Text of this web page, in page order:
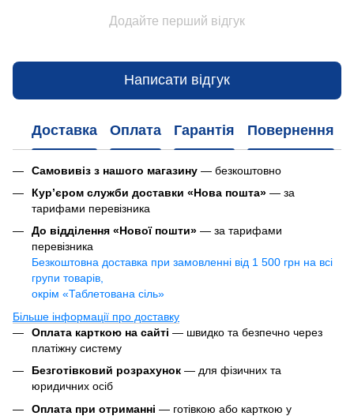
Додайте перший відгук
Написати відгук
Доставка Оплата Гарантія Повернення
Самовивіз з нашого магазину — безкоштовно
Кур’єром служби доставки «Нова пошта» — за
тарифами перевізника
До відділення «Нової пошти» — за тарифами
перевізника
Безкоштовна доставка при замовленні від 1 500 грн на всі
групи товарів,
окрім «Таблетована сіль»
Більше інформації про доставку
Оплата карткою на сайті — швидко та безпечно через
платіжну систему
Безготівковий розрахунок — для фізичних та
юридичних осіб
Оплата при отриманні — готівкою або карткою у